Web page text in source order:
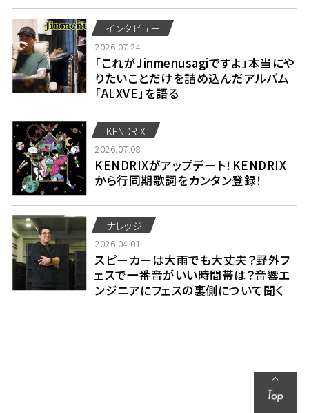
インタビュー
2026.07.24
「これがJinmenusagiですよ」本当にや
りたいことだけを詰め込んだアルバム
「ALXVE」を語る
KENDRIX
2026.07.08
KENDRIXがアップデート！KENDRIX
から行同期歌詞をカンタン登録！
ナレッジ
2026.04.01
スピーカーは大雨でも大丈夫？野外フ
ェスで一番音がいい時間帯は？音響エ
ンジニアにフェスの裏側について聞く